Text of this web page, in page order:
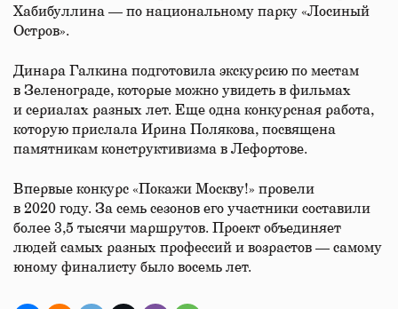
Хабибуллина — по национальному парку «Лосиный
Остров».
Динара Галкина подготовила экскурсию по местам
в Зеленограде, которые можно увидеть в фильмах
и сериалах разных лет. Еще одна конкурсная работа,
которую прислала Ирина Полякова, посвящена
памятникам конструктивизма в Лефортове.
Впервые конкурс «Покажи Москву!» провели
в 2020 году. За семь сезонов его участники составили
более 3,5 тысячи маршрутов. Проект объединяет
людей самых разных профессий и возрастов — самому
юному финалисту было восемь лет.